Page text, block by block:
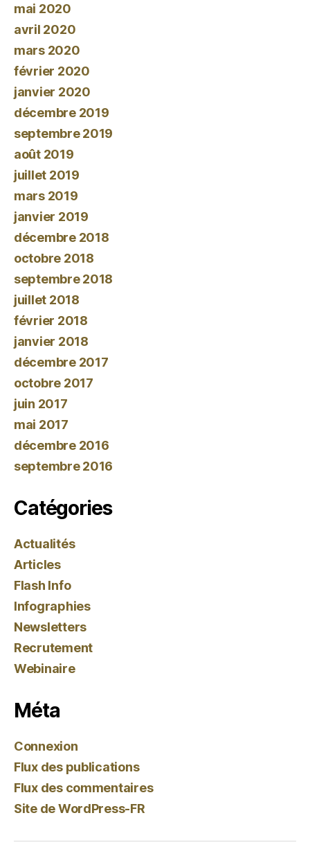
mai 2020
avril 2020
mars 2020
février 2020
janvier 2020
décembre 2019
septembre 2019
août 2019
juillet 2019
mars 2019
janvier 2019
décembre 2018
octobre 2018
septembre 2018
juillet 2018
février 2018
janvier 2018
décembre 2017
octobre 2017
juin 2017
mai 2017
décembre 2016
septembre 2016
Catégories
Actualités
Articles
Flash Info
Infographies
Newsletters
Recrutement
Webinaire
Méta
Connexion
Flux des publications
Flux des commentaires
Site de WordPress-FR